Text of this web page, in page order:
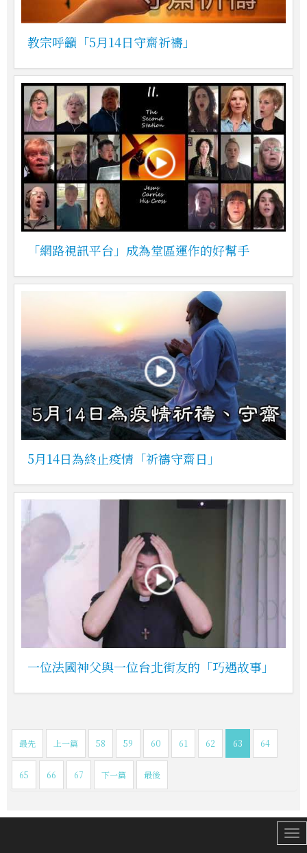
教宗呼籲「5月14日守齋祈禱」
「網路視訊平台」成為堂區運作的好幫手
5月14日為終止疫情「祈禱守齋日」
一位法國神父與一位台北街友的「巧遇故事」
最先 上一篇 58 59 60 61 62 63 64
65 66 67 下一篇 最後